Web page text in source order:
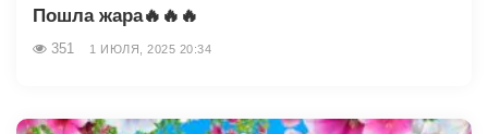
Пошла жара🔥🔥🔥
351 1 ИЮЛЯ, 2025 20:34